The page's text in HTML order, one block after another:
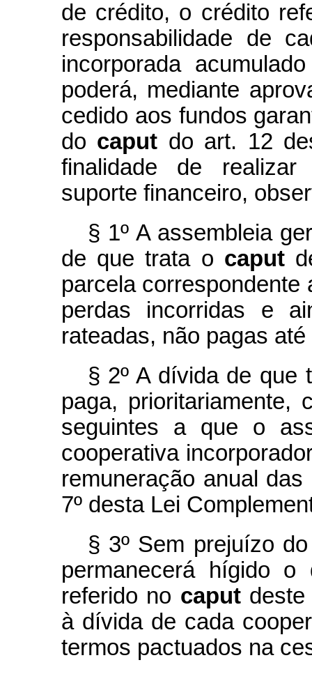
de crédito, o crédito
responsabilidade de
incorporada
poderá, mediante
cedido aos fundos
do caput do art. 12
finalidade de
suporte financeiro,
§ 1º A assembleia
de que trata o caput
parcela
perdas incorridas e
rateadas, não pagas
§ 2º A dívida de que
paga, prioritariamente,
seguintes a que o
cooperativa
remuneração anual
7º desta Lei
§ 3º Sem prejuízo
permanecerá hígido
referido no caputdeste
à dívida de cada
termos pactuados na